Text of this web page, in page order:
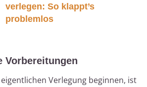
verlegen: So klappt’s
problemlos
Vorbereitungen
Verlegung beginnen, ist